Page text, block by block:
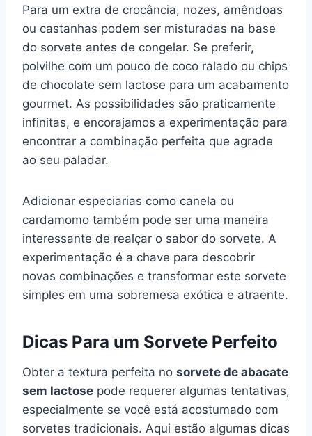
Para um extra de crocância, nozes, amêndoas
ou castanhas podem ser misturadas na base
do sorvete antes de congelar. Se preferir,
polvilhe com um pouco de coco ralado ou chips
de chocolate sem lactose para um acabamento
gourmet. As possibilidades são praticamente
infinitas, e encorajamos a experimentação para
encontrar a combinação perfeita que agrade
ao seu paladar.
Adicionar especiarias como canela ou
cardamomo também pode ser uma maneira
interessante de realçar o sabor do sorvete. A
experimentação é a chave para descobrir
novas combinações e transformar este sorvete
simples em uma sobremesa exótica e atraente.
Dicas Para um Sorvete Perfeito
Obter a textura perfeita no sorvete de abacate
sem lactose pode requerer algumas tentativas,
especialmente se você está acostumado com
sorvetes tradicionais. Aqui estão algumas dicas